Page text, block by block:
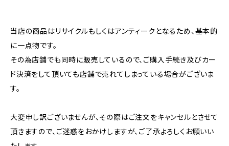
当店の商品はリサイクルもしくはアンティークとなるため、基本的
に一点物です。
その為店舗でも同時に販売しているので、ご購入手続き及びカー
ド決済をして頂いても店舗で売れてしまっている場合がございま
す。
大変申し訳ございませんが、その際はご注文をキャンセルとさせて
頂きますので、ご迷惑をおかけしますが、ご了承よろしくお願いい